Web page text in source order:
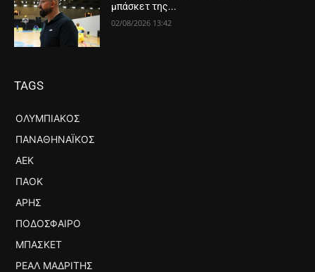
μπάσκετ της...
02/08/2026 13:42
TAGS
ΟΛΥΜΠΙΑΚΌΣ
ΠΑΝΑΘΗΝΑΪΚΌΣ
ΑΕΚ
ΠΑΟΚ
ΆΡΗΣ
ΠΟΔΌΣΦΑΙΡΟ
ΜΠΆΣΚΕΤ
ΡΕΆΛ ΜΑΔΡΊΤΗΣ